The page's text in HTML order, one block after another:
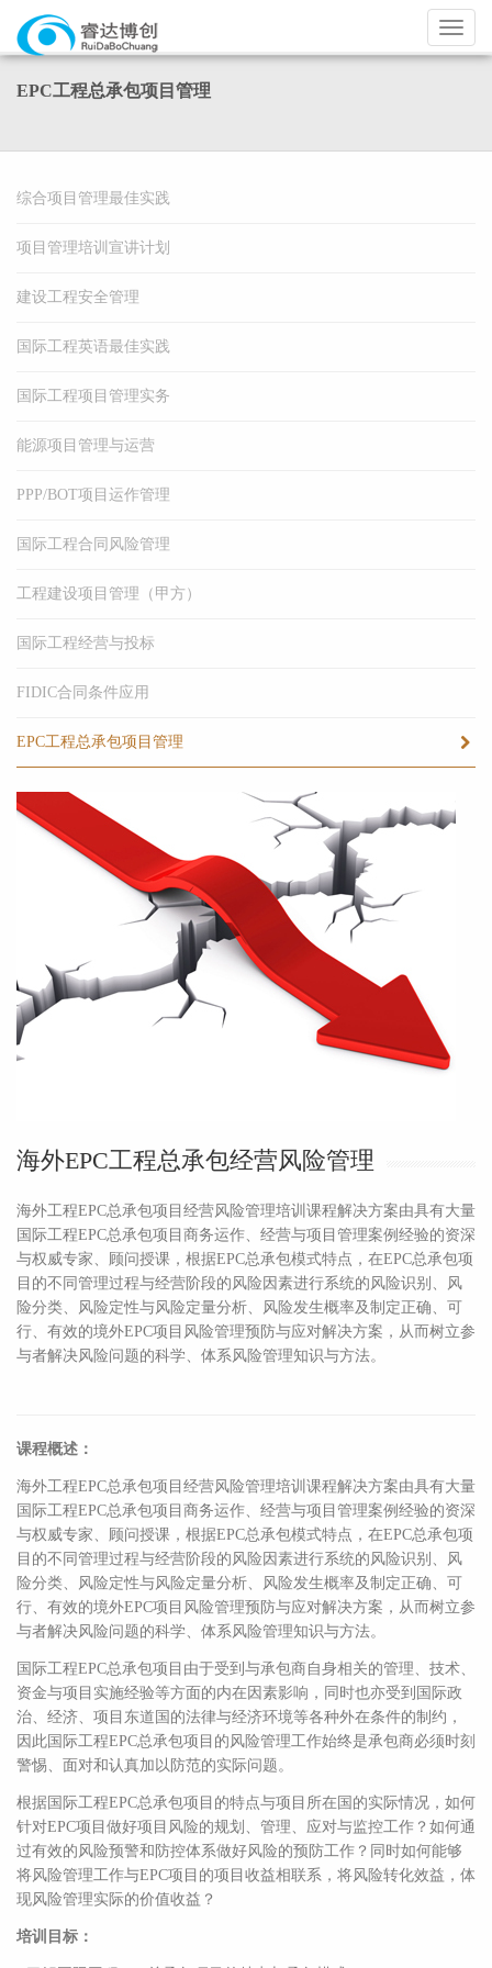
导
航
EPC工程总承包项目管理
综合项目管理最佳实践
项目管理培训宣讲计划
建设工程安全管理
国际工程英语最佳实践
国际工程项目管理实务
能源项目管理与运营
PPP/BOT项目运作管理
国际工程合同风险管理
工程建设项目管理（甲方）
国际工程经营与投标
FIDIC合同条件应用
EPC工程总承包项目管理
海外EPC工程总承包经营风险管理
海外工程EPC总承包项目经营风险管理培训课程解决方案由具有大量
国际工程EPC总承包项目商务运作、经营与项目管理案例经验的资深
与权威专家、顾问授课，根据EPC总承包模式特点，在EPC总承包项
目的不同管理过程与经营阶段的风险因素进行系统的风险识别、风
险分类、风险定性与风险定量分析、风险发生概率及制定正确、可
行、有效的境外EPC项目风险管理预防与应对解决方案，从而树立参
与者解决风险问题的科学、体系风险管理知识与方法。
课程概述：
海外工程EPC总承包项目经营风险管理培训课程解决方案由具有大量
国际工程EPC总承包项目商务运作、经营与项目管理案例经验的资深
与权威专家、顾问授课，根据EPC总承包模式特点，在EPC总承包项
目的不同管理过程与经营阶段的风险因素进行系统的风险识别、风
险分类、风险定性与风险定量分析、风险发生概率及制定正确、可
行、有效的境外EPC项目风险管理预防与应对解决方案，从而树立参
与者解决风险问题的科学、体系风险管理知识与方法。
国际工程EPC总承包项目由于受到与承包商自身相关的管理、技术、
资金与项目实施经验等方面的内在因素影响，同时也亦受到国际政
治、经济、项目东道国的法律与经济环境等各种外在条件的制约，
因此国际工程EPC总承包项目的风险管理工作始终是承包商必须时刻
警惕、面对和认真加以防范的实际问题。
根据国际工程EPC总承包项目的特点与项目所在国的实际情况，如何
针对EPC项目做好项目风险的规划、管理、应对与监控工作？如何通
过有效的风险预警和防控体系做好风险的预防工作？同时如何能够
将风险管理工作与EPC项目的项目收益相联系，将风险转化效益，体
现风险管理实际的价值收益？
培训目标：